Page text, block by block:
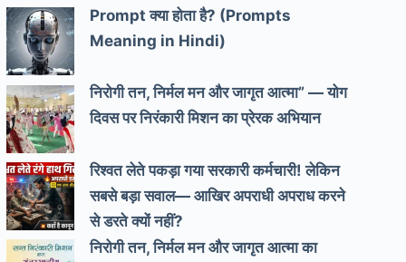
Prompt क्या होता है? (Prompts
Meaning in Hindi)
निरोगी तन, निर्मल मन और जागृत आत्मा” — योग
दिवस पर निरंकारी मिशन का प्रेरक अभियान
रिश्वत लेते पकड़ा गया सरकारी कर्मचारी! लेकिन
सबसे बड़ा सवाल— आखिर अपराधी अपराध करने
से डरते क्यों नहीं?
निरोगी तन, निर्मल मन और जागृत आत्मा का